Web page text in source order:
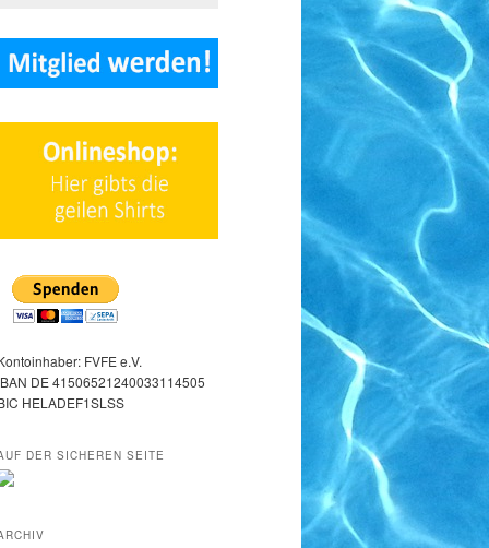
FVFE e.V.
DE 41506521240033114505
HELADEF1SLSS
DER SICHEREN SEITE